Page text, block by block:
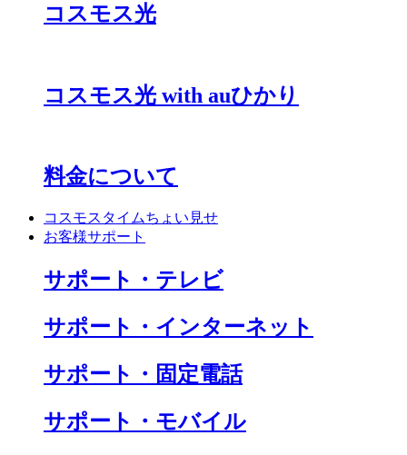
コスモス光
コスモス光 with auひかり
料金について
コスモスタイムちょい見せ
お客様サポート
サポート・テレビ
サポート・インターネット
サポート・固定電話
サポート・モバイル